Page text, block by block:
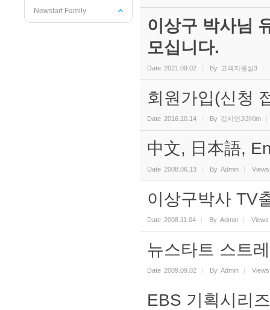
Newstart Family
이상구 박사님
모십니다.
Date 2021.09.02 By 고객지원실3
회원가입(신청
Date 2016.10.14 By 김지연JiJiKim
中文, 日本語,
Date 2008.06.13 By Admin Views
이상구박사 TV
Date 2008.11.04 By Admin Views
뉴스타트 스트
Date 2009.09.02 By Admin Views
EBS 기획시리